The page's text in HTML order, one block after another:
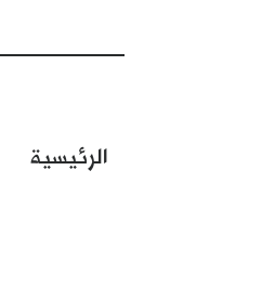
الرئيسية